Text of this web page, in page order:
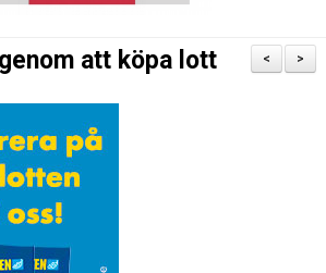
>
<
att köpa lott